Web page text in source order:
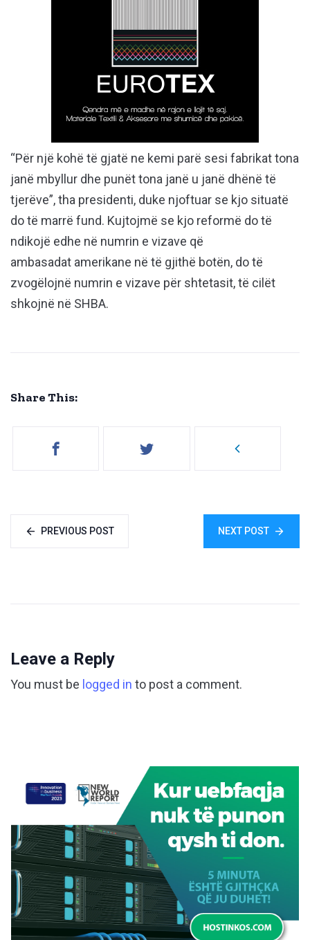
“Për një kohë të gjatë ne kemi parë sesi fabrikat tona
janë mbyllur dhe punët tona janë u janë dhënë të
tjerëve”, tha presidenti, duke njoftuar se kjo situatë
do të marrë fund. Kujtojmë se kjo reformë do të
ndikojë edhe në numrin e vizave që
ambasadat amerikane në të gjithë botën, do të
zvogëlojnë numrin e vizave për shtetasit, të cilët
shkojnë në SHBA.
Share This:
PREVIOUS POST NEXT POST
Leave a Reply
You must be logged in to post a comment.